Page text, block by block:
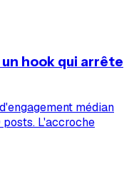
hook qui arrête
médian
L'accroche